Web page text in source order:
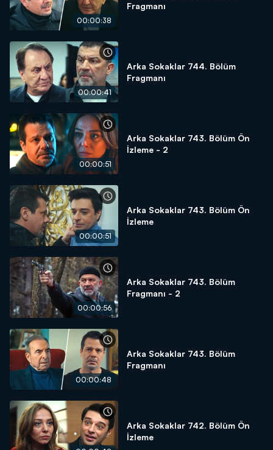
00:00:38
Fragmanı
00:00:41
Arka Sokaklar 744. Bölüm
Fragmanı
00:00:51
Arka Sokaklar 743. Bölüm Ön
İzleme - 2
00:00:51
Arka Sokaklar 743. Bölüm Ön
İzleme
00:00:56
Arka Sokaklar 743. Bölüm
Fragmanı - 2
00:00:48
Arka Sokaklar 743. Bölüm
Fragmanı
Arka Sokaklar 742. Bölüm Ön
İzleme